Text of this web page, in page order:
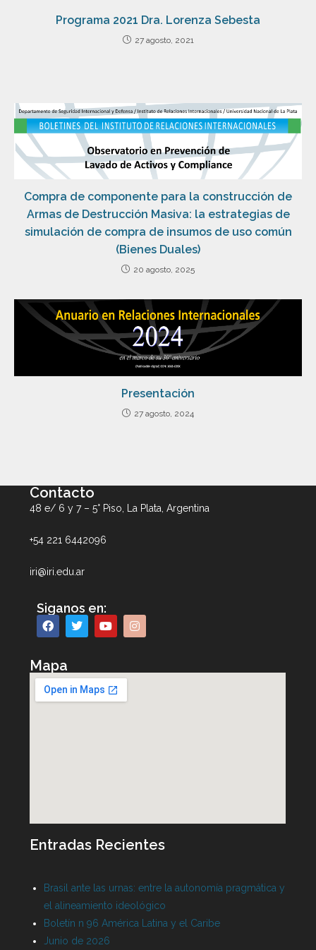
Programa 2021 Dra. Lorenza Sebesta
27 agosto, 2021
Compra de componente para la construcción de
Armas de Destrucción Masiva: la estrategias de
simulación de compra de insumos de uso común
(Bienes Duales)
20 agosto, 2025
Presentación
27 agosto, 2024
Contacto
48 e/ 6 y 7 – 5° Piso, La Plata, Argentina
+54 221 6442096
iri@iri.edu.ar
Siganos en:
Mapa
Entradas Recientes
Brasil ante las urnas: entre la autonomía pragmática y
el alineamiento ideológico
Boletín n 96 América Latina y el Caribe
Junio de 2026